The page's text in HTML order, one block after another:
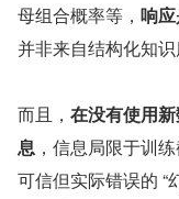
母组合概率等， 响
并非来自结构化知识
而且， 在没有使用
息 ，信息局限于训
可信但实际错误的 “